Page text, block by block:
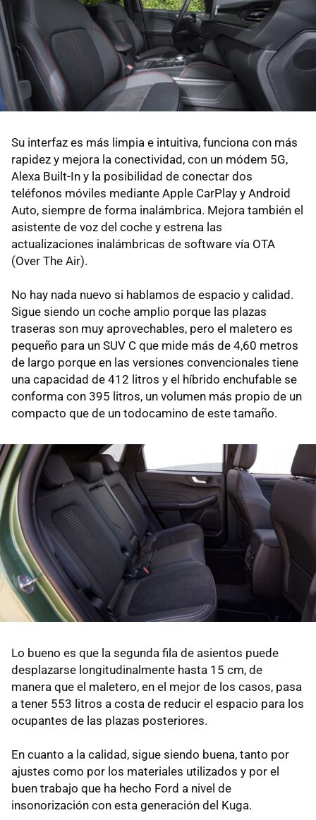
Su interfaz es más limpia e intuitiva, funciona con más
rapidez y mejora la conectividad, con un módem 5G,
Alexa Built-In y la posibilidad de conectar dos
teléfonos móviles mediante Apple CarPlay y Android
Auto, siempre de forma inalámbrica. Mejora también el
asistente de voz del coche y estrena las
actualizaciones inalámbricas de software vía OTA
(Over The Air).
No hay nada nuevo si hablamos de espacio y calidad.
Sigue siendo un coche amplio porque las plazas
traseras son muy aprovechables, pero el maletero es
pequeño para un SUV C que mide más de 4,60 metros
de largo porque en las versiones convencionales tiene
una capacidad de 412 litros y el híbrido enchufable se
conforma con 395 litros, un volumen más propio de un
compacto que de un todocamino de este tamaño.
Lo bueno es que la segunda fila de asientos puede
desplazarse longitudinalmente hasta 15 cm, de
manera que el maletero, en el mejor de los casos, pasa
a tener 553 litros a costa de reducir el espacio para los
ocupantes de las plazas posteriores.
En cuanto a la calidad, sigue siendo buena, tanto por
ajustes como por los materiales utilizados y por el
buen trabajo que ha hecho Ford a nivel de
insonorización con esta generación del Kuga.